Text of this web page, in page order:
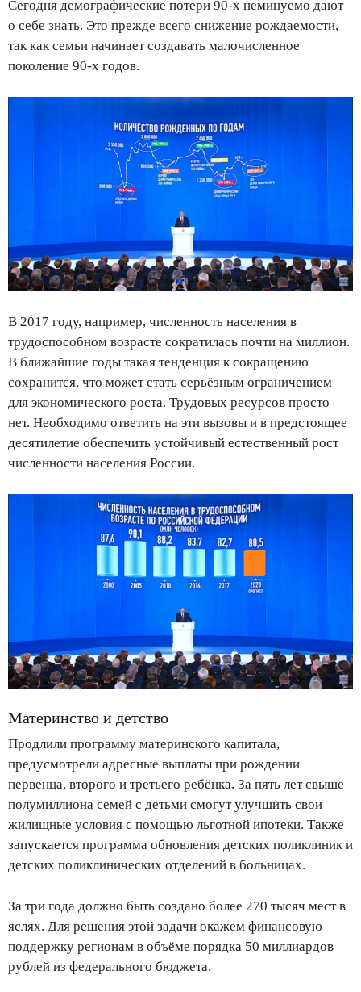
Cегодня демографические потери 90-х неминуемо дают
о себе знать. Это прежде всего снижение рождаемости,
так как семьи начинает создавать малочисленное
поколение 90-х годов.
В 2017 году, например, численность населения в
трудоспособном возрасте сократилась почти на миллион.
В ближайшие годы такая тенденция к сокращению
сохранится, что может стать серьёзным ограничением
для экономического роста. Трудовых ресурсов просто
нет. Необходимо ответить на эти вызовы и в предстоящее
десятилетие обеспечить устойчивый естественный рост
численности населения России.
Материнство и детство
Продлили программу материнского капитала,
предусмотрели адресные выплаты при рождении
первенца, второго и третьего ребёнка. За пять лет свыше
полумиллиона семей с детьми смогут улучшить свои
жилищные условия с помощью льготной ипотеки. Также
запускается программа обновления детских поликлиник и
детских поликлинических отделений в больницах.
За три года должно быть создано более 270 тысяч мест в
яслях. Для решения этой задачи окажем финансовую
поддержку регионам в объёме порядка 50 миллиардов
рублей из федерального бюджета.